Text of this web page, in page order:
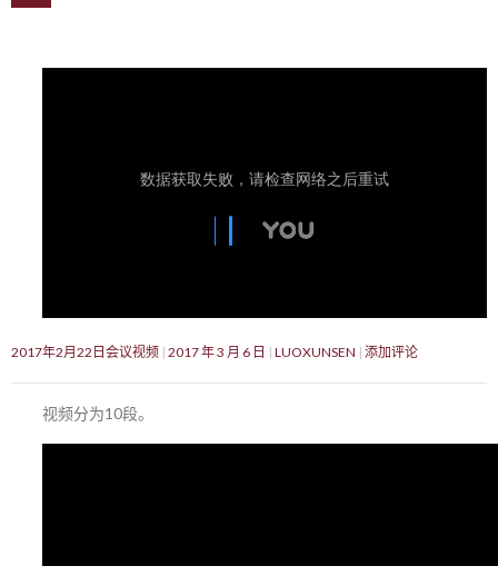
2017年2月22日会议视频 2017 年 3 月 6 日 LUOXUNSEN 添加评论
视频分为10段。